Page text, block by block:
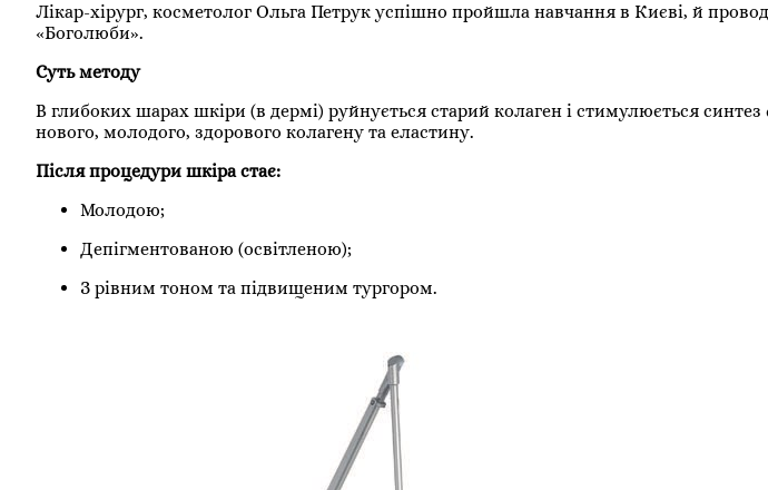
Лікар-хірург, косметолог Ольга Петрук успішно пройшла навчання в Києві, й
«Боголюби».
Суть методу
В глибоких шарах шкіри (в дермі) руйнується старий колаген і стимулюється
нового, молодого, здорового колагену та еластину.
Після процедури шкіра стає:
Молодою;
Депігментованою (освітленою);
З рівним тоном та підвищеним тургором.